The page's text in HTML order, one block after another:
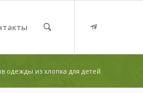
одежды из хлопка для детей